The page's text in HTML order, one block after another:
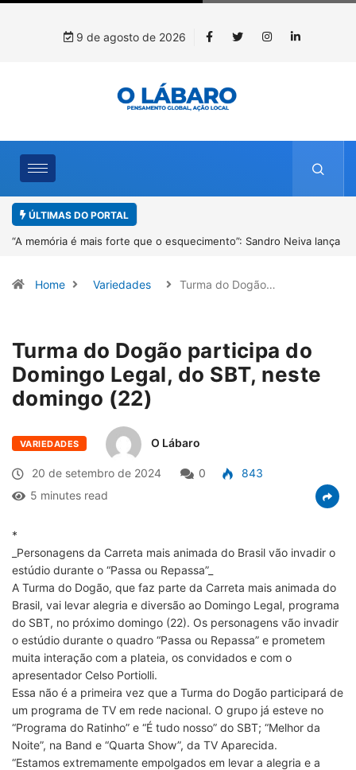
9 de agosto de 2026
ÚLTIMAS DO PORTAL
4º Fliparacatu tem inscrições abertas para o Prêmio de Redação e
Home Variedades Turma do Dogão…
Turma do Dogão participa do
Domingo Legal, do SBT, neste
domingo (22)
VARIEDADES O Lábaro
20 de setembro de 2024 0
843
5 minutes read
*
_Personagens da Carreta mais animada do Brasil vão invadir o
estúdio durante o “Passa ou Repassa”_
A Turma do Dogão, que faz parte da Carreta mais animada do
Brasil, vai levar alegria e diversão ao Domingo Legal, programa
do SBT, no próximo domingo (22). Os personagens vão invadir
o estúdio durante o quadro “Passa ou Repassa” e prometem
muita interação com a plateia, os convidados e com o
apresentador Celso Portiolli.
Essa não é a primeira vez que a Turma do Dogão participará de
um programa de TV em rede nacional. O grupo já esteve no
“Programa do Ratinho” e “É tudo nosso” do SBT; “Melhor da
Noite”, na Band e “Quarta Show”, da TV Aparecida.
“Estamos extremamente empolgados em levar a alegria e a